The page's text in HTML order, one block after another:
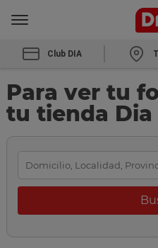
Club DIA
Para ver tu
tu tienda Dia